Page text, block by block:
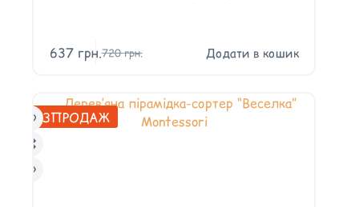
720грн.
637 грн. Додати в кошик
РОЗПРОДАЖ